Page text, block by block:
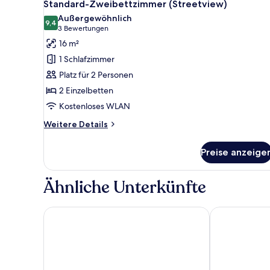
Fotos
für
Standard-
Zweibettzimmer
(Streetview)
anzeigen
Standard-Zweibettzimmer (Streetview)
9,49,4 von 10
Außergewöhnlich
3 Bewertungen
(3
Bewertungen)
16 m²
1 Schlafzimmer
Platz für 2 Personen
2 Einzelbetten
Kostenloses WLAN
Weitere Details
Weitere
Zweibettzimmer
(Streetview)
Preise
Ähnliche Unterkünfte
ACHAT Hotel Frankenthal in der Pfalz MOXY